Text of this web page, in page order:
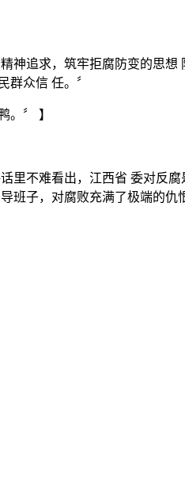
神追求，筑牢拒腐防变的思想
群众信 任。〞
。〞 】
里不难看出，江西省 委对反
班子，对腐败充满了极端的仇